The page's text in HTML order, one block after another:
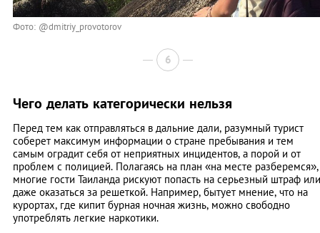
Фото: @dmitriy_provotorov
6
Чего делать категорически нельзя
Перед тем как отправляться в дальние дали, разумный турист
соберет максимум информации о стране пребывания и тем
самым оградит себя от неприятных инцидентов, а порой и от
проблем с полицией. Полагаясь на план «на месте разберемся»,
многие гости Таиланда рискуют попасть на серьезный штраф или
даже оказаться за решеткой. Например, бытует мнение, что на
курортах, где кипит бурная ночная жизнь, можно свободно
употреблять легкие наркотики.